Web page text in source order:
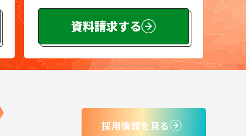
資料請求する
採用情報を見る